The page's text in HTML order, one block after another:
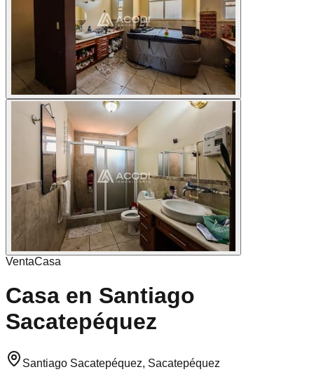
VentaCasa
Casa en Santiago
Sacatepéquez
Santiago Sacatepéquez, Sacatepéquez